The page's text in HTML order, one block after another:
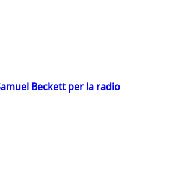
Beckett per la radio